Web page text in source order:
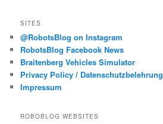
SITES
@RobotsBlog on Instagram
RobotsBlog Facebook News
Braitenberg Vehicles Simulator
Privacy Policy / Datenschutzbelehrung
Impressum
ROBOBLOG WEBSITES